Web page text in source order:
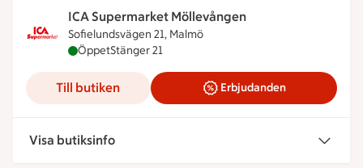
ICA Supermarket Möllevången
Sofielundsvägen 21, Malmö
ICA Supermarket Möllevången är öppen nu,
ÖppetStänger 21
Till butiken Erbjudanden
Visa butiksinfo